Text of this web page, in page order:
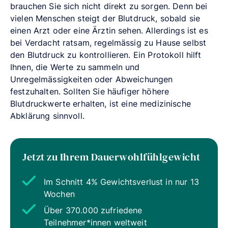
brauchen Sie sich nicht direkt zu sorgen. Denn bei
vielen Menschen steigt der Blutdruck, sobald sie
einen Arzt oder eine Ärztin sehen. Allerdings ist es
bei Verdacht ratsam, regelmässig zu Hause selbst
den Blutdruck zu kontrollieren. Ein Protokoll hilft
Ihnen, die Werte zu sammeln und
Unregelmässigkeiten oder Abweichungen
festzuhalten. Sollten Sie häufiger höhere
Blutdruckwerte erhalten, ist eine medizinische
Abklärung sinnvoll.
Jetzt zu Ihrem Dauerwohlfühlgewicht
Im Schnitt 4% Gewichtsverlust in nur 13
Wochen
Über 370.000 zufriedene
Teilnehmer*innen weltweit